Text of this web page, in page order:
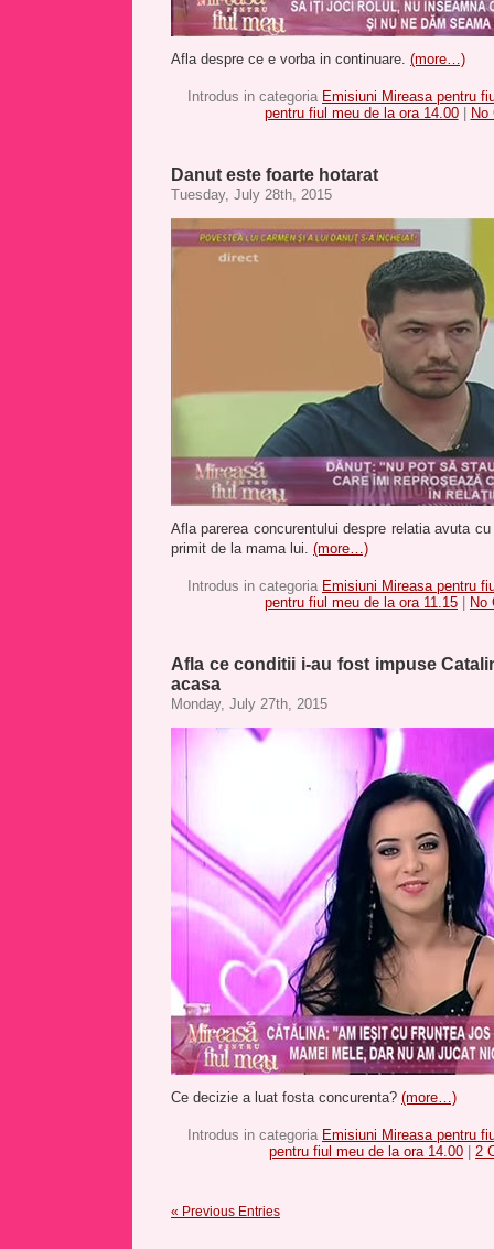
Afla despre ce e vorba in continuare. (more…)
Introdus in categoria Emisiuni Mireasa pentru
pentru fiul meu de la ora 14.00| No
Danut este foarte hotarat
Tuesday, July 28th, 2015
Afla parerea concurentului despre relatia avuta
primit de la mama lui. (more…)
Introdus in categoria Emisiuni Mireasa pentru
pentru fiul meu de la ora 11.15
No
Afla ce conditii i-au fost impuse
acasa
Monday, July 27th, 2015
Ce decizie a luat fosta concurenta? (more…)
Introdus in categoria Emisiuni Mireasa pentru
pentru fiul meu de la ora 14.00
2
« Previous Entries